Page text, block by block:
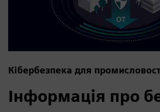
Кібербезпека для
Інформація про